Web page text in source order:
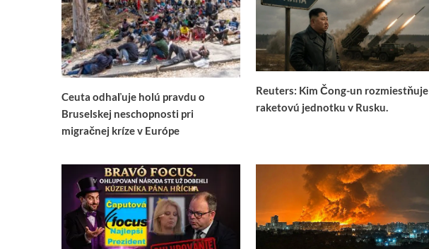
Ceuta odhaľuje holú pravdu o
Bruselskej neschopnosti pri
migračnej kríze v Európe
Reuters: Kim Čong-un rozmiestňuje
raketovú jednotku v Rusku.